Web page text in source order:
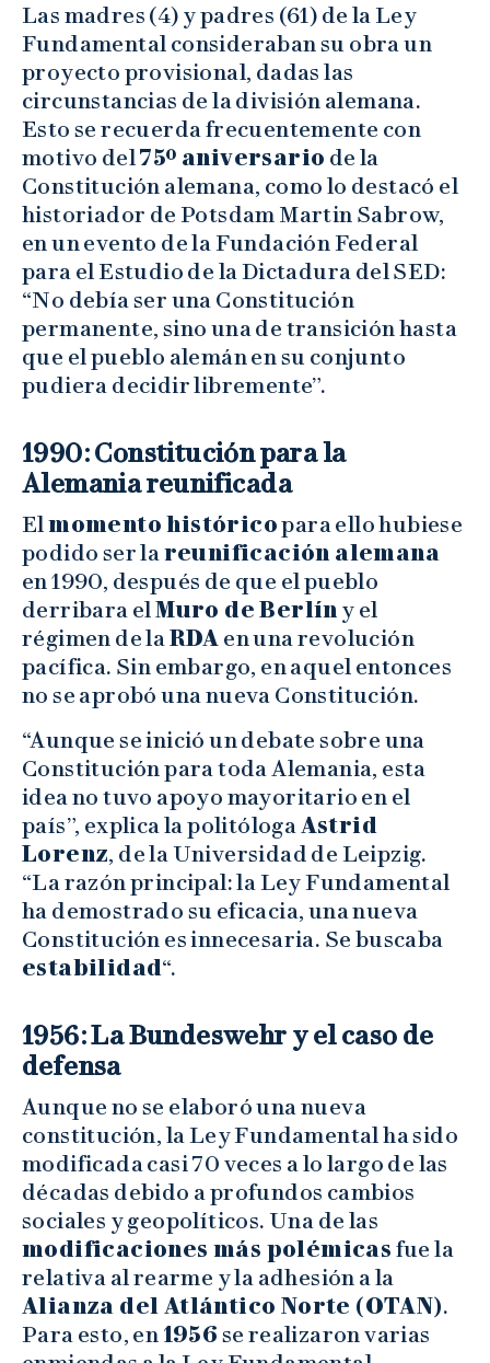
Las madres (4) y padres (61) de la Ley
Fundamental consideraban su obra un
proyecto provisional, dadas las
circunstancias de la división alemana.
Esto se recuerda frecuentemente con
motivo del 75º aniversario de la
Constitución alemana, como lo destacó el
historiador de Potsdam Martin Sabrow,
en un evento de la Fundación Federal
para el Estudio de la Dictadura del SED:
“No debía ser una Constitución
permanente, sino una de transición hasta
que el pueblo alemán en su conjunto
pudiera decidir libremente”.
1990: Constitución para la
Alemania reunificada
Elmomento históricopara ello hubiese
podido ser la reunificación alemana
en 1990, después de que el pueblo
derribara elMuro de Berlín y el
régimen de la RDA en una revolución
pacífica. Sin embargo, en aquel entonces
no se aprobó una nueva Constitución.
“Aunque se inició un debate sobre una
Constitución para toda Alemania, esta
idea no tuvo apoyo mayoritario en el
país”, explica la politóloga Astrid
Lorenz, de la Universidad de Leipzig.
“La razón principal: la Ley Fundamental
ha demostrado su eficacia, una nueva
Constitución es innecesaria. Se buscaba
estabilidad“.
1956: La Bundeswehr y el caso de
defensa
Aunque no se elaboró una nueva
constitución, la Ley Fundamental ha sido
modificada casi 70 veces a lo largo de las
décadas debido a profundos cambios
sociales y geopolíticos. Una de las
modificaciones más polémicas fue la
relativa al rearme y la adhesión a la
Alianza del Atlántico Norte (OTAN).
Para esto, en 1956 se realizaron varias